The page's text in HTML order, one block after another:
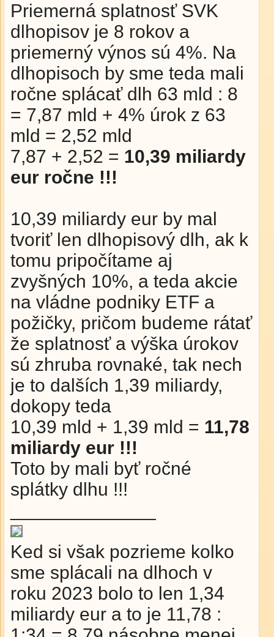
Priemerná splatnosť SVK
dlhopisov je 8 rokov a
priemerný výnos sú 4%. Na
dlhopisoch by sme teda mali
ročne splácať dlh 63 mld : 8
= 7,87 mld + 4% úrok z 63
mld = 2,52 mld
7,87 + 2,52 = 10,39 miliardy
eur ročne !!!
10,39 miliardy eur by mal
tvoriť len dlhopisový dlh, ak k
tomu pripočítame aj
zvyšných 10%, a teda akcie
na vládne podniky ETF a
požičky, pričom budeme rátať
že splatnosť a výška úrokov
sú zhruba rovnaké, tak nech
je to dalších 1,39 miliardy,
dokopy teda
10,39 mld + 1,39 mld = 11,78
miliardy eur !!!
Toto by mali byť ročné
splátky dlhu !!!
Ked si však pozrieme kolko
sme splácali na dlhoch v
roku 2023 bolo to len 1,34
miliardy eur a to je 11,78 :